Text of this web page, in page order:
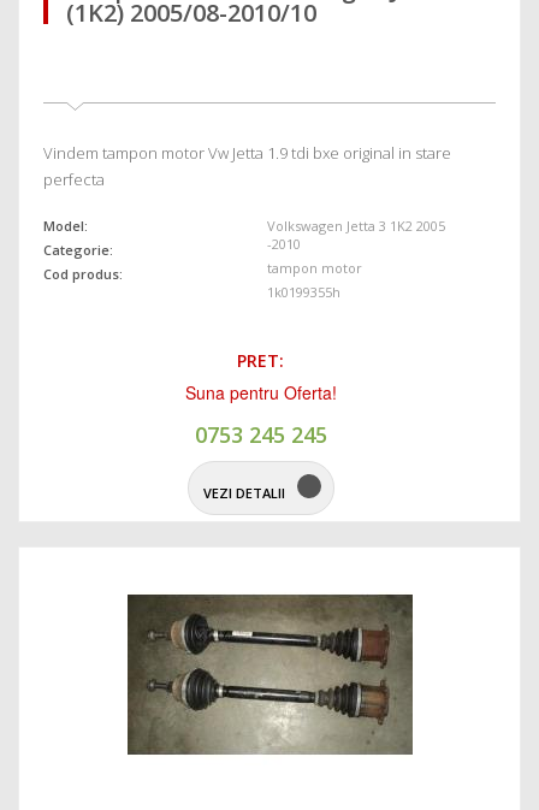
(1K2) 2005/08-2010/10
Vindem tampon motor Vw Jetta 1.9 tdi bxe original in stare
perfecta
Model:
Categorie:
Cod produs:
Volkswagen Jetta 3 1K2 2005
-2010
tampon motor
1k0199355h
PRET:
Suna pentru Oferta!
0753 245 245
VEZI DETALII